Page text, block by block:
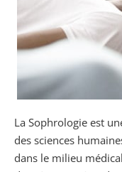
La Sophrologie est
des sciences
dans le milieu